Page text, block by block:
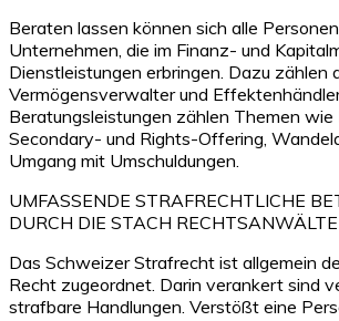
Beraten lassen können sich alle
Unternehmen, die im Finanz- und
Dienstleistungen erbringen. Dazu zählen
Vermögensverwalter und
Beratungsleistungen zählen Themen wie
Secondary- und Rights-Offering,
Umgang mit Umschuldungen.
UMFASSENDE STRAFRECHTLICHE
DURCH DIE STACH
Das Schweizer Strafrecht ist allgemein
Recht zugeordnet. Darin verankert sind
strafbare Handlungen. Verstößt eine